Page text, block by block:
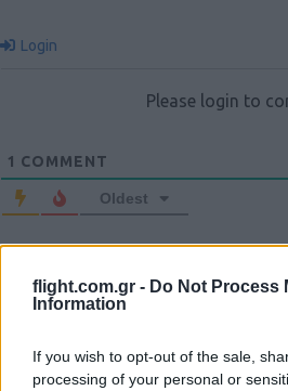
flight.com.gr - Do Not Process
Information
If you wish to opt-out of the sale,
processing of your personal or
Login
Please login to
1 COMMENT
Oldest
Noble Member
Οί wokeαντζεντιάριδες το είχαν
τρομάξει να το ξεβρωμίσει